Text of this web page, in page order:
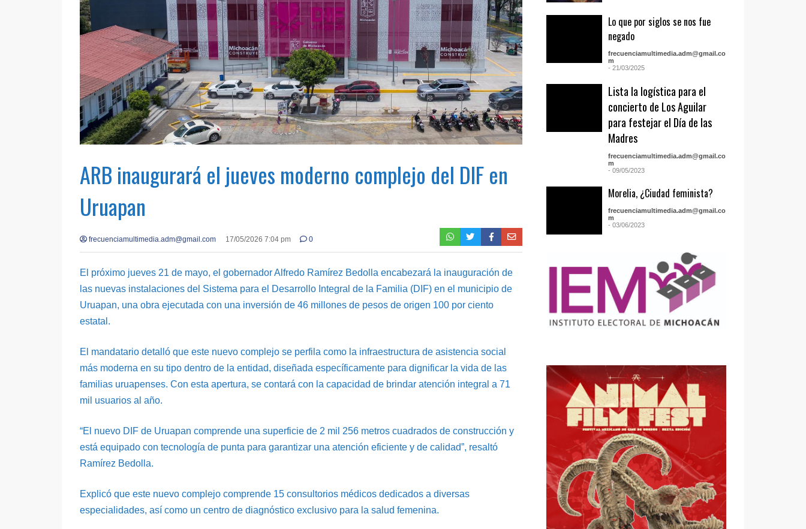
ARB inaugurará el jueves moderno complejo del DIF en
Uruapan
frecuenciamultimedia.adm@gmail.com 17/05/2026 7:04 pm 0
El próximo jueves 21 de mayo, el gobernador Alfredo Ramírez Bedolla encabezará la inauguración de
las nuevas instalaciones del Sistema para el Desarrollo Integral de la Familia (DIF) en el municipio de
Uruapan, una obra ejecutada con una inversión de 46 millones de pesos de origen 100 por ciento
estatal.
El mandatario detalló que este nuevo complejo se perfila como la infraestructura de asistencia social
más moderna en su tipo dentro de la entidad, diseñada específicamente para dignificar la vida de las
familias uruapenses. Con esta apertura, se contará con la capacidad de brindar atención integral a 71
mil usuarios al año.
“El nuevo DIF de Uruapan comprende una superficie de 2 mil 256 metros cuadrados de construcción y
está equipado con tecnología de punta para garantizar una atención eficiente y de calidad”, resaltó
Ramírez Bedolla.
Explicó que este nuevo complejo comprende 15 consultorios médicos dedicados a diversas
especialidades, así como un centro de diagnóstico exclusivo para la salud femenina.
Lo que por siglos se nos fue
negado
frecuenciamultimedia.adm@gmail.co
m
- 21/03/2025
Lista la logística para el
concierto de Los Aguilar
para festejar el Día de las
Madres
frecuenciamultimedia.adm@gmail.co
m
- 09/05/2023
Morelia, ¿Ciudad feminista?
frecuenciamultimedia.adm@gmail.co
m
- 03/06/2023